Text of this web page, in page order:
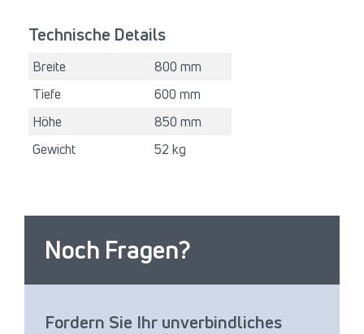
Technische Details
Breite
800 mm
Tiefe
600 mm
Höhe
850 mm
Gewicht
52 kg
Noch Fragen?
Fordern Sie Ihr unverbindliches